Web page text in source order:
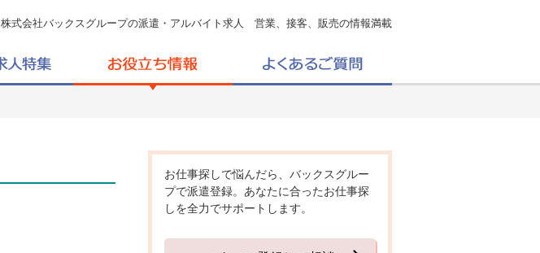
株式会社バックスグループの派遣・アルバイト求人 営業、接客、販売の情報満載
お仕事探しで悩んだら、バックスグルー
プで派遣登録。あなたに合ったお仕事探
しを全力でサポートします。